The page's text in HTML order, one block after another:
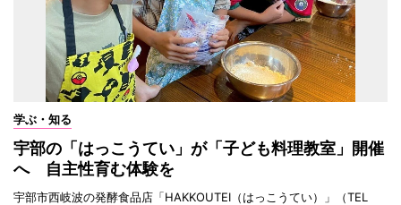
学ぶ・知る
宇部の「はっこうてい」が「子ども料理教室」開催
へ 自主性育む体験を
宇部市西岐波の発酵食品店「HAKKOUTEI（はっこうてい）」（TEL